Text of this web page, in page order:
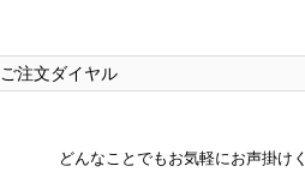
ご注文ダイヤル
どんなことでもお気軽にお声掛け